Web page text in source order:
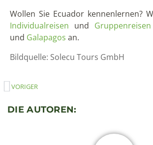
Wollen Sie Ecuador kennenlernen?
Individualreisen und Gruppenreisen
und Galapagos an.
Bildquelle: Solecu Tours GmbH
VORIGER
DIE AUTOREN: